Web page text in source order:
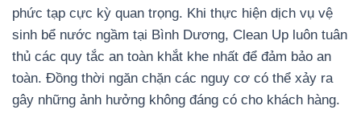
phức tạp cực kỳ quan trọng. Khi thực hiện dịch vụ vệ
sinh bể nước ngầm tại Bình Dương, Clean Up luôn tuân
thủ các quy tắc an toàn khắt khe nhất để đảm bảo an
toàn. Đồng thời ngăn chặn các nguy cơ có thể xảy ra
gây những ảnh hưởng không đáng có cho khách hàng.